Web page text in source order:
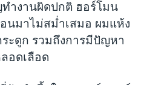
ำงานผิดปกติ ฮอร์โมน
นมาไม่สม่ำเสมอ ผมแห้ง
ะดูก รวมถึงการมีปัญหา
อดเลือด